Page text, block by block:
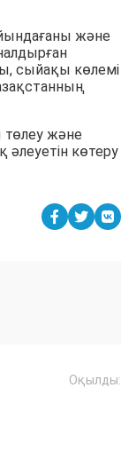
және
сыйақы көлемі
және
көтеру
Оқылды: